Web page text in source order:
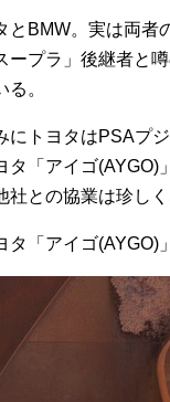
とBMW。実は両者
ープラ」後継者と
る。
にトヨタはPSAプ
タ「アイゴ(AYGO)
社との協業は珍しく
タ「アイゴ(AYGO)